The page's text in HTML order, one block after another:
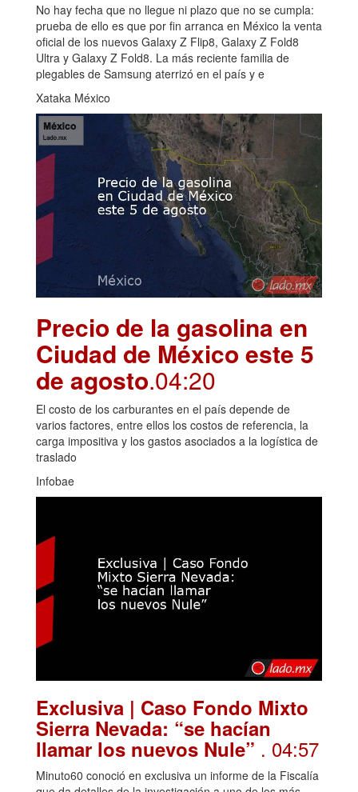
No hay fecha que no llegue ni plazo que no se cumpla:
prueba de ello es que por fin arranca en México la venta
oficial de los nuevos Galaxy Z Flip8, Galaxy Z Fold8
Ultra y Galaxy Z Fold8. La más reciente familia de
plegables de Samsung aterrizó en el país y e
Xataka México
Precio de la gasolina en
Ciudad de México este 5
de agosto.04:20
El costo de los carburantes en el país depende de
varios factores, entre ellos los costos de referencia, la
carga impositiva y los gastos asociados a la logística de
traslado
Infobae
Exclusiva | Caso Fondo Mixto
Sierra Nevada: “se hacían
llamar los nuevos Nule” . 04:57
Minuto60 conoció en exclusiva un informe de la Fiscalía